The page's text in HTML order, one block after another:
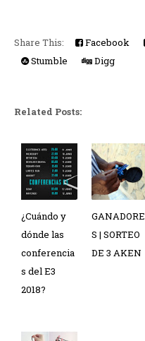
Share This: Facebook
Stumble
Digg
Related Posts:
¿Cuándo y
dónde las
conferencia
s del E3
2018?
GANADORE
S | SORTEO
DE 3 AKEN